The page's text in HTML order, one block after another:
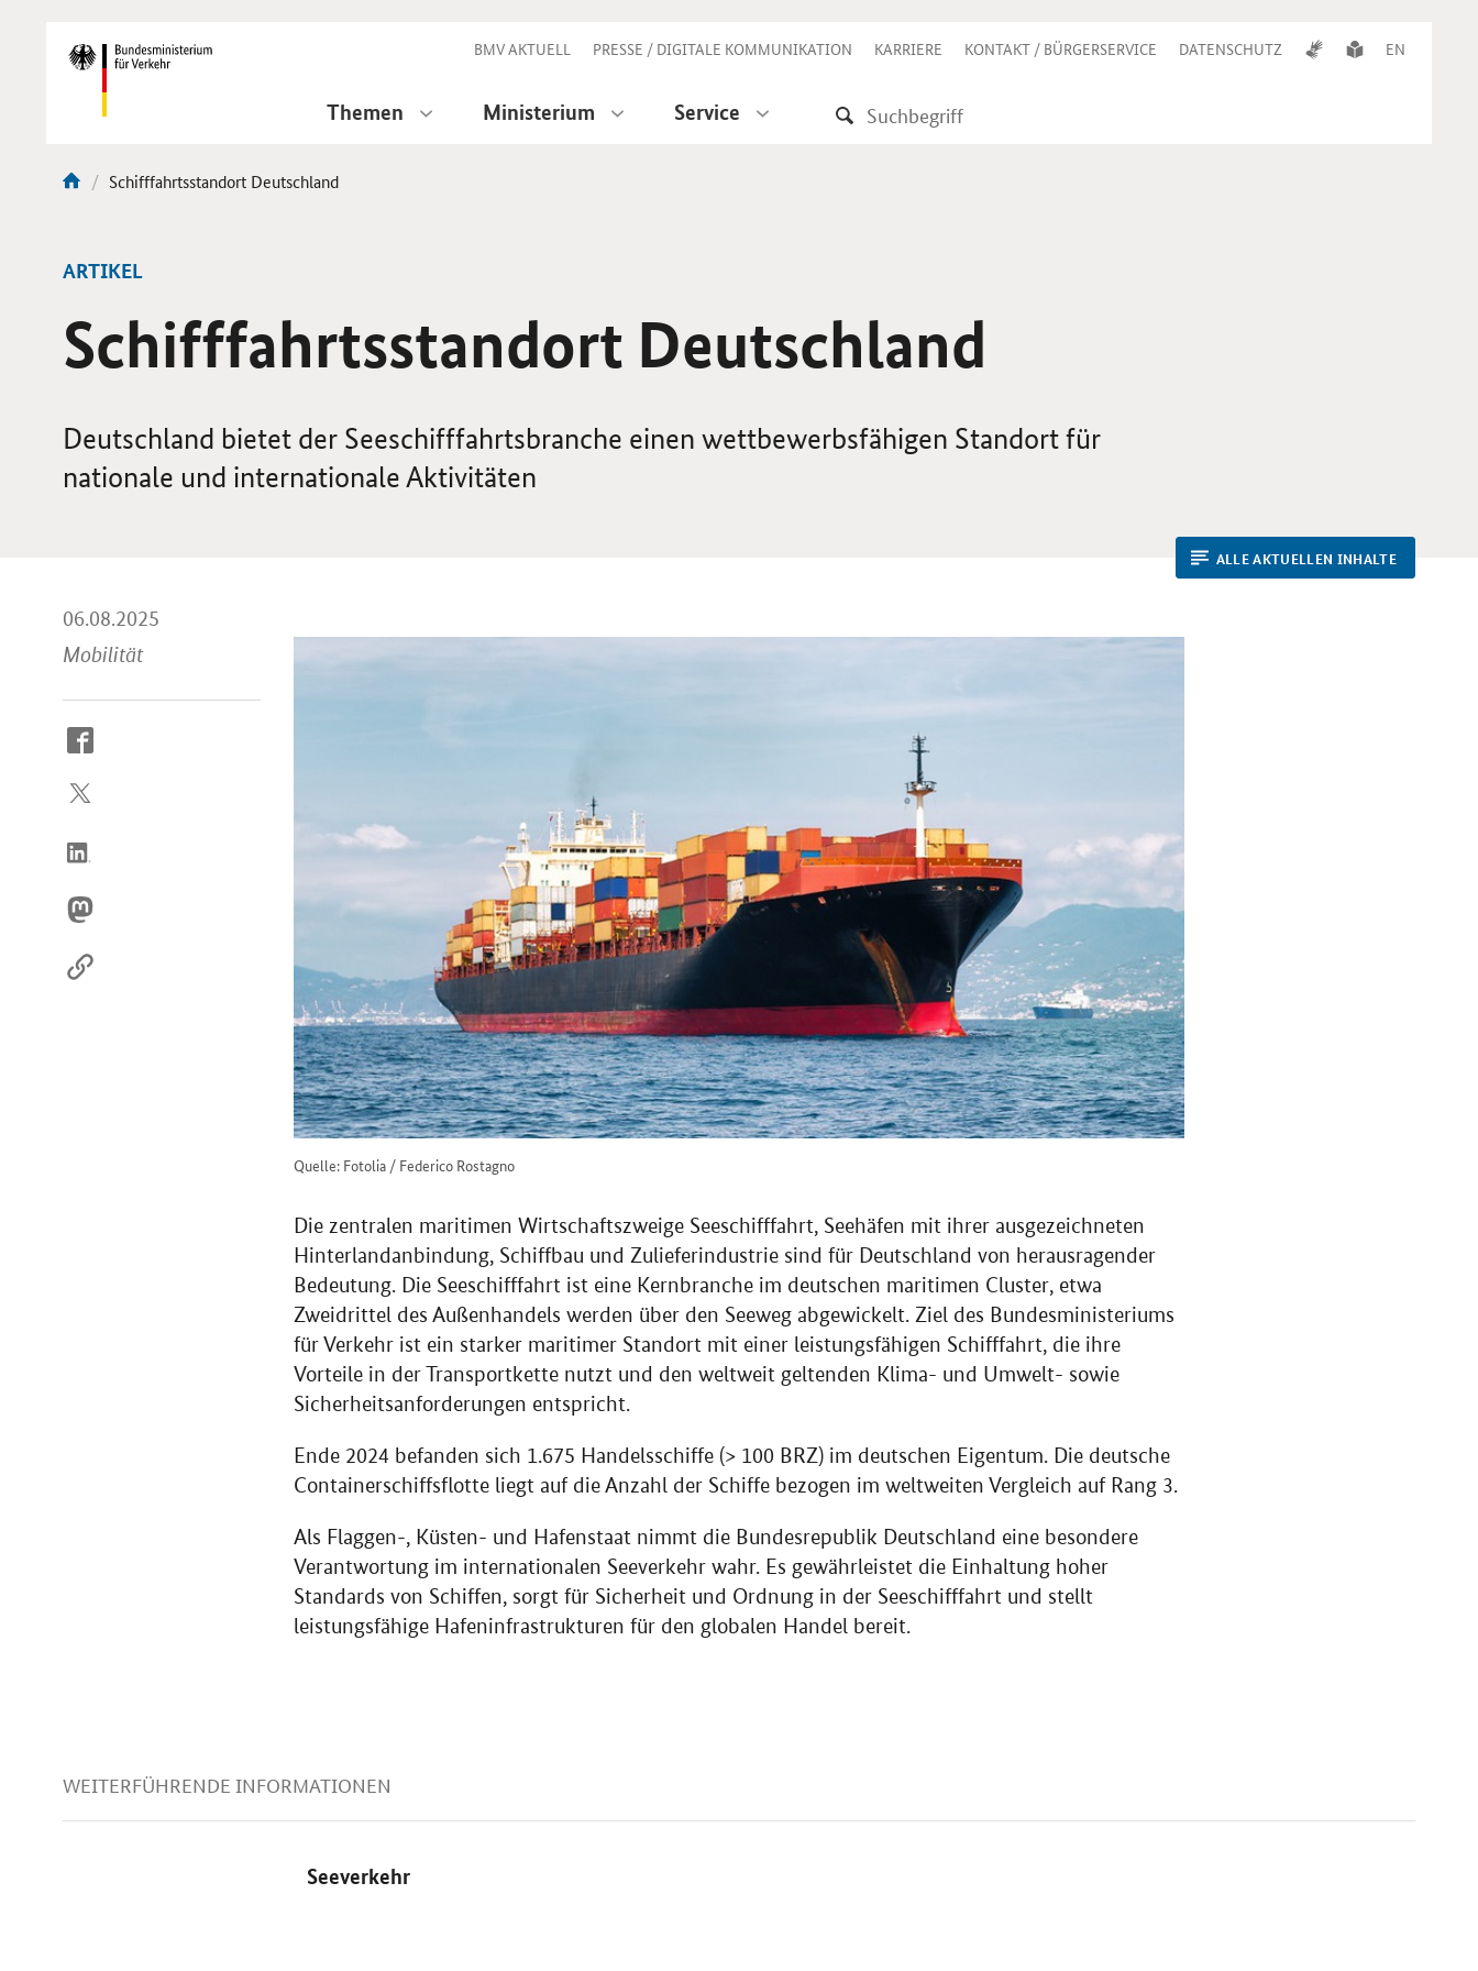
Navigation BMV AKTUELL PRESSE / DIGITALE KOMMUNIKATION KARRIERE KONTAKT / BÜRGERSERVICE DATENSCHUTZ EN
Themen Ministerium Service
Aktuelle
Schifffahrtsstandort Deutschland
ARTIKEL
Schifffahrtsstandort Deutschland
Deutschland bietet der Seeschifffahrtsbranche einen wettbewerbsfähigen Standort für
nationale und internationale Aktivitäten
ALLE AKTUELLEN INHALTE
06.08.2025
Mobilität
So
Sie
Internet
Quelle: Fotolia / Federico Rostagno
Die zentralen maritimen Wirtschaftszweige Seeschifffahrt, Seehäfen mit ihrer ausgezeichneten
Hinterlandanbindung, Schiffbau und Zulieferindustrie sind für Deutschland von herausragender
Bedeutung. Die Seeschifffahrt ist eine Kernbranche im deutschen maritimen Cluster, etwa
Zweidrittel des Außenhandels werden über den Seeweg abgewickelt. Ziel des Bundesministeriums
für Verkehr ist ein starker maritimer Standort mit einer leistungsfähigen Schifffahrt, die ihre
Vorteile in der Transportkette nutzt und den weltweit geltenden Klima- und Umwelt- sowie
Sicherheitsanforderungen entspricht.
Ende 2024 befanden sich 1.675 Handelsschiffe (> 100 BRZ) im deutschen Eigentum. Die deutsche
Containerschiffsflotte liegt auf die Anzahl der Schiffe bezogen im weltweiten Vergleich auf Rang 3.
Als Flaggen-, Küsten- und Hafenstaat nimmt die Bundesrepublik Deutschland eine besondere
Verantwortung im internationalen Seeverkehr wahr. Es gewährleistet die Einhaltung hoher
Standards von Schiffen, sorgt für Sicherheit und Ordnung in der Seeschifffahrt und stellt
leistungsfähige Hafeninfrastrukturen für den globalen Handel bereit.
WEITERFÜHRENDE INFORMATIONEN
Seeverkehr